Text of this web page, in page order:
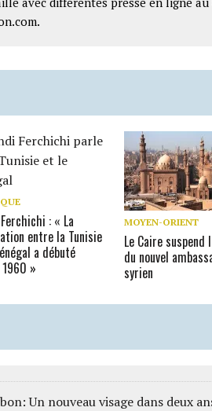
: « La
entre la Tunisie
a débuté
»
MOYEN-ORIENT
Le Caire suspend
du nouvel
syrien
Un nouveau visage dans deux